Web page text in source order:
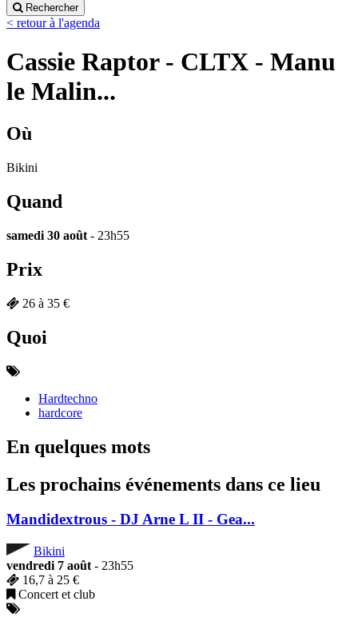
Rechercher
< retour à l'agenda
Cassie Raptor - CLTX - Manu
le Malin...
Où
Bikini
Quand
samedi 30 août - 23h55
Prix
26 à 35 €
Quoi
Hardtechno
hardcore
En quelques mots
Les prochains événements dans ce lieu
Mandidextrous - DJ Arne L II - Gea...
Bikini
vendredi 7 août - 23h55
16,7 à 25 €
Concert et club